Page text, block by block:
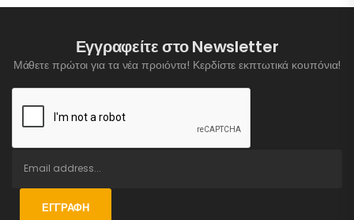
Εγγραφείτε στο Newsletter
Μάθετε πρώτοι για τα νέα προιόντα! Κερδίστε εκπτωτικά κουπόνια!
ΕΓΓΡΑΦΉ